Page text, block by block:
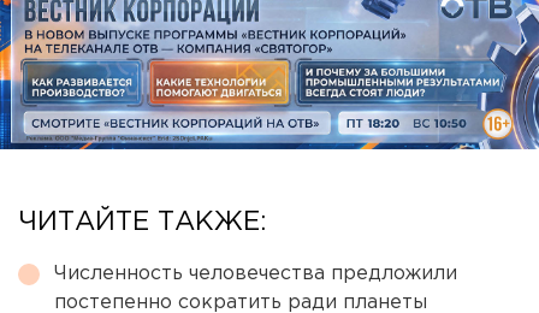
ЧИТАЙТЕ ТАКЖЕ:
Численность человечества предложили
постепенно сократить ради планеты